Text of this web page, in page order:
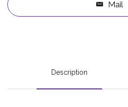
Mail
Description